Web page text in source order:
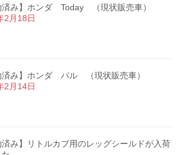
済み】ホンダ Today （現状販売車）
2月18日
済み】ホンダ パル （現状販売車）
2月14日
済み】リトルカブ用のレッグシールドが入荷